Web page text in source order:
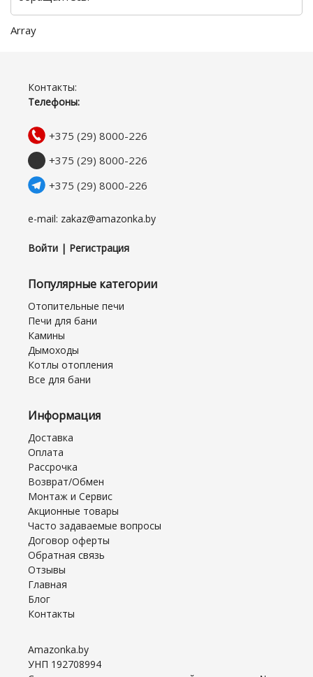
Array
Контакты:
Телефоны:
+375 (29) 8000-226
+375 (29) 8000-226
+375 (29) 8000-226
e-mail: zakaz@amazonka.by
Войти | Регистрация
Популярные категории
Отопительные печи
Печи для бани
Камины
Дымоходы
Котлы отопления
Все для бани
Информация
Доставка
Оплата
Рассрочка
Возврат/Обмен
Монтаж и Сервис
Акционные товары
Часто задаваемые вопросы
Договор оферты
Обратная связь
Отзывы
Главная
Блог
Контакты
Amazonka.by
УНП 192708994